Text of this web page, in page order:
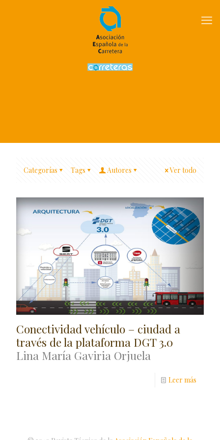
Categorías Tags Autores Ver todo
Conectividad vehículo – ciudad a
través de la plataforma DGT 3.0
Lina María Gaviria Orjuela
Leer más